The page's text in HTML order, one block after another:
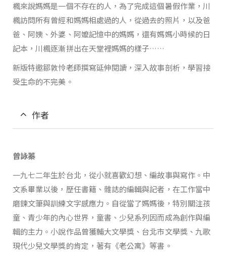
楓來說媽媽是一個不存在的人，為了完成這個暑假作業，川
楓訪問所有曾經和媽媽相處過的人，從過去的照片，以及爸
爸、阿姨、外婆、阿嬤記憶中的媽媽，還有媽媽小時候的日
記本，川楓逐漸拼出在天堂裡媽媽的樣子……
新版特邀鄒敦怜老師撰寫延伸閱讀，深入故事剖析，學習接
受生命的不完美。
作者
曾詠蓁
一九七二年生於台北，從小就喜歡幻想、編故事與寫作。中
文系畢業以後，歷任書籍、雜誌的編輯與記者，在工作當中
磨鍊文筆與訓練文字感應力。自從當了媽媽後，特別關注孩
童、青少年的內心世界，童書、少兒系列因而成為創作與編
輯的主力。小說作品曾獲輔大文學獎、台北市文學獎、九歌
現代少兒文學獎的肯定，著有《老公寓》等書。